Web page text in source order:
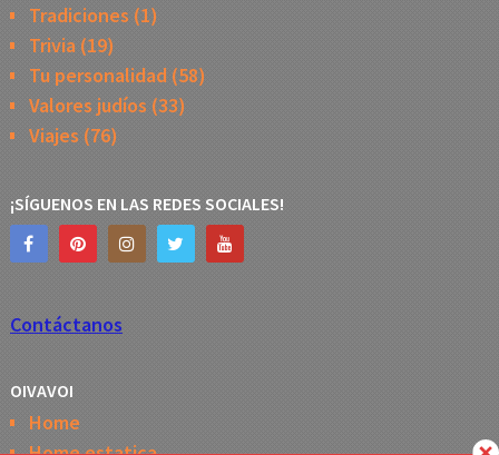
Tradiciones (1)
Trivia(19)
Tu personalidad(58)
Valores judíos (33)
Viajes (76)
¡SÍGUENOS EN LAS REDES SOCIALES!
Contáctanos
OIVAVOI
Home